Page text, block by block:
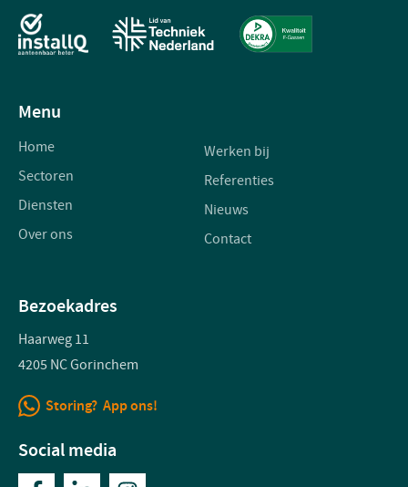
Menu
Home
Sectoren
Diensten
Over ons
Werken bij
Referenties
Nieuws
Contact
Bezoekadres
Haarweg 11
4205 NC Gorinchem
Storing? App ons!
Social media